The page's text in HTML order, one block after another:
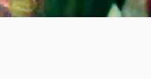
Video